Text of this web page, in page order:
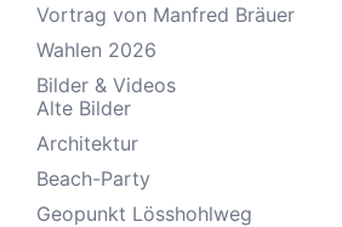
Vortrag von Manfred Bräuer
Wahlen 2026
Bilder & Videos
Alte Bilder
Architektur
Beach-Party
Geopunkt Lösshohlweg